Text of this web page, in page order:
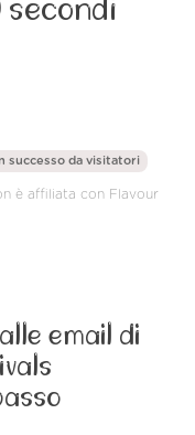
successo da visitatori
è affiliata con Flavour
email di